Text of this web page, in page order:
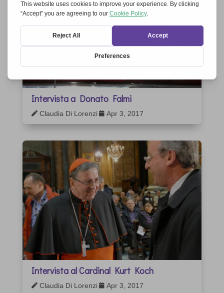
Intervista a Donato Falmi
 Claudia Di Lorenzi  Apr 3, 2017
Intervista al Cardinal Kurt Koch
 Claudia Di Lorenzi  Apr 3, 2017